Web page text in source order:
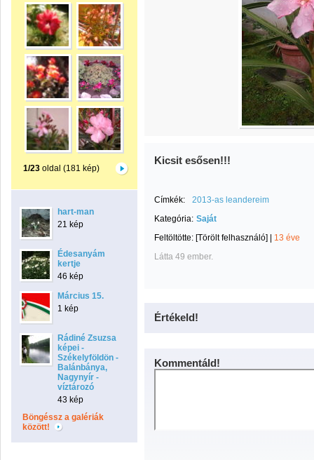
1/23oldal (181 kép)
hart-man
21 kép
Édesanyám
kertje
46 kép
Március 15.
1 kép
Rádiné Zsuzsa
képei -
Székelyföldön -
Balánbánya,
Nagynyír -
víztározó
43 kép
Böngéssz a galériák
között!
Kicsit esősen!!!
Címkék:
2013-as leandereim
Kategória: Saját
Feltöltötte: [Törölt felhasználó]
13 éve
Látta 49 ember.
Értékeld!
Kommentáld!